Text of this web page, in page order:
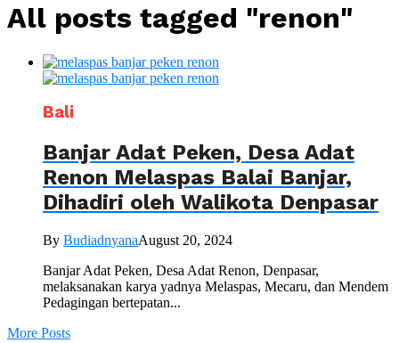
All posts tagged "renon"
Bali
Banjar Adat Peken, Desa Adat
Renon Melaspas Balai Banjar,
Dihadiri oleh Walikota Denpasar
By BudiadnyanaAugust 20, 2024
Banjar Adat Peken, Desa Adat Renon, Denpasar,
melaksanakan karya yadnya Melaspas, Mecaru, dan Mendem
Pedagingan bertepatan...
More Posts